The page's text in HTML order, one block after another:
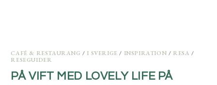
CAFÉ & RESTAURANG / I SVERIGE / INSPIRATION / RESA /
RESEGUIDER
PÅ VIFT MED LOVELY LIFE PÅ